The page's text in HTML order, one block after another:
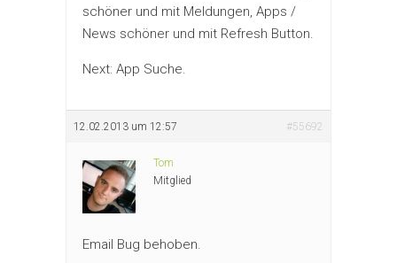
schöner und mit Meldungen, Apps /
News schöner und mit Refresh Button.
Next: App Suche.
12.02.2013 um 12:57 #55692
Tom
Mitglied
Email Bug behoben.